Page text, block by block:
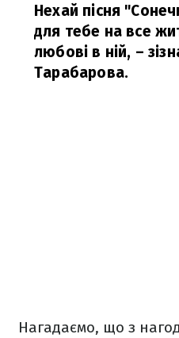
Нехай пісня
для тебе на все
любові в ній, –
Тарабарова.
Нагадаємо, що з